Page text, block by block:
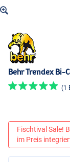
Behr Trendex Bi-
(1
Fischtival Sale!
im Preis